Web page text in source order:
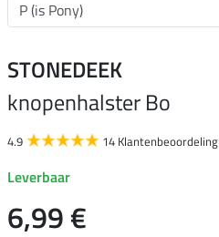
STONEDEEK
knopenhalster Bo
4.9 14 Klantenbeoordeling
Leverbaar
6,99 €